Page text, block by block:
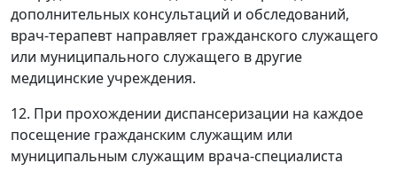
дополнительных консультаций и обследований,
врач-терапевт направляет гражданского служащего
или муниципального служащего в другие
медицинские учреждения.
12. При прохождении диспансеризации на каждое
посещение гражданским служащим или
муниципальным служащим врача-специалиста